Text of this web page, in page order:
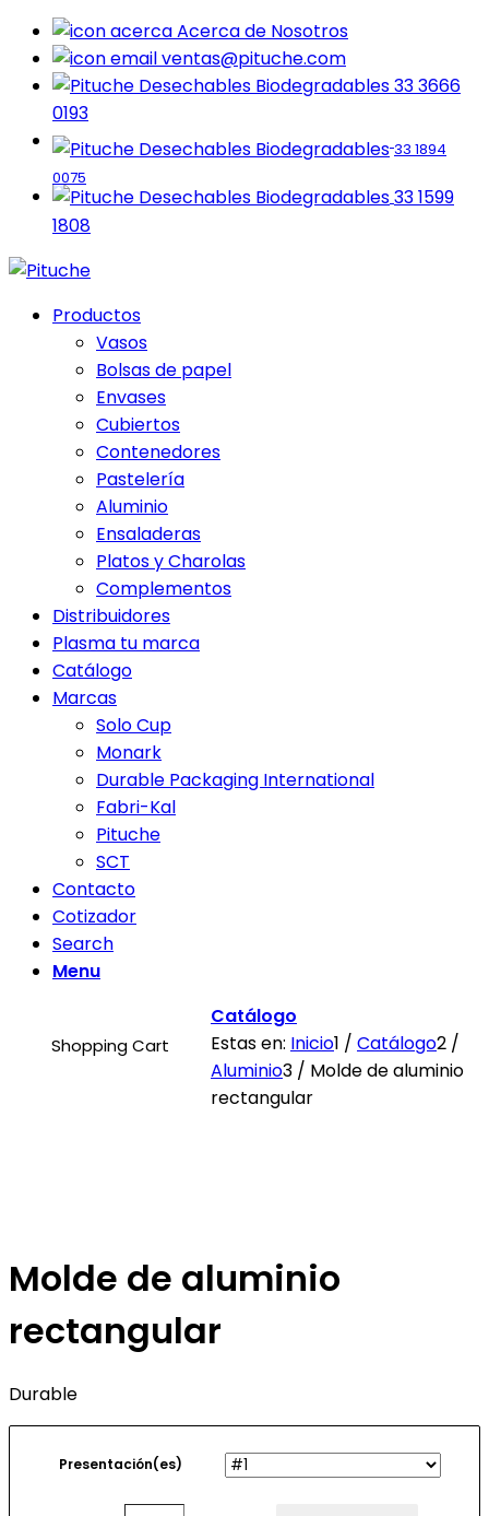
Acerca de Nosotros
ventas@pituche.com
33 3666
0193
33 1894
0075
33 1599
1808
Productos
Vasos
Bolsas de papel
Envases
Cubiertos
Contenedores
Pastelería
Aluminio
Ensaladeras
Platos y Charolas
Complementos
Distribuidores
Plasma tu marca
Catálogo
Marcas
Solo Cup
Monark
Durable Packaging International
Fabri-Kal
Pituche
SCT
Contacto
Cotizador
Search
Menu
Shopping Cart
Catálogo
Estas en: Inicio1 / Catálogo2 /
Aluminio3 / Molde de aluminio
rectangular
Molde de aluminio
rectangular
Durable
Presentación(es)